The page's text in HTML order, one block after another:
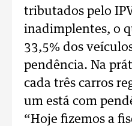
tributados pelo
inadimplentes, o
33,5% dos
pendência. Na
cada três carros
um está com
“Hoje fizemos a